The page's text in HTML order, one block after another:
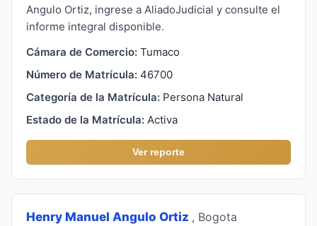
Angulo Ortiz, ingrese a AliadoJudicial y consulte el
informe integral disponible.
Cámara de Comercio: Tumaco
Número de Matrícula: 46700
Categoría de la Matrícula: Persona Natural
Estado de la Matrícula: Activa
Ver reporte
Henry Manuel Angulo Ortiz , Bogota